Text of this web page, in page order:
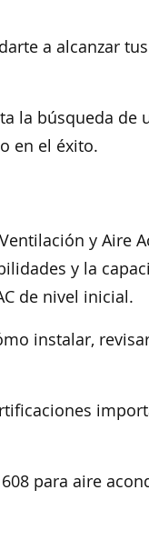
a alcanzar
la búsqueda de
en el éxito.
y Aire
y la
de nivel inicial.
instalar,
para aire